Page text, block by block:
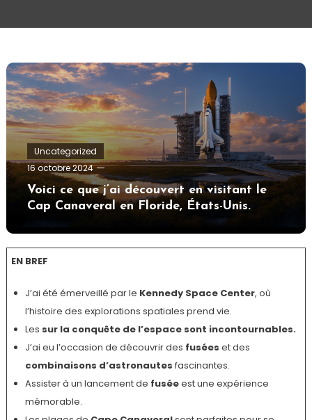
Uncategorized
16 octobre 2024
Tom.Vidal.46
Voici ce que j’ai découvert en visitant le
Cap Canaveral en Floride, États-Unis.
EN BREF
J’ai été émerveillé par le Kennedy Space Center, où
l’histoire des explorations spatiales prend vie.
Les sur la conquête de l’espace sont incontournables.
J’ai eu l’occasion de découvrir des fusées et des
combinaisons d’astronautes fascinantes.
Assister à un lancement de fuséeest une expérience
mémorable.